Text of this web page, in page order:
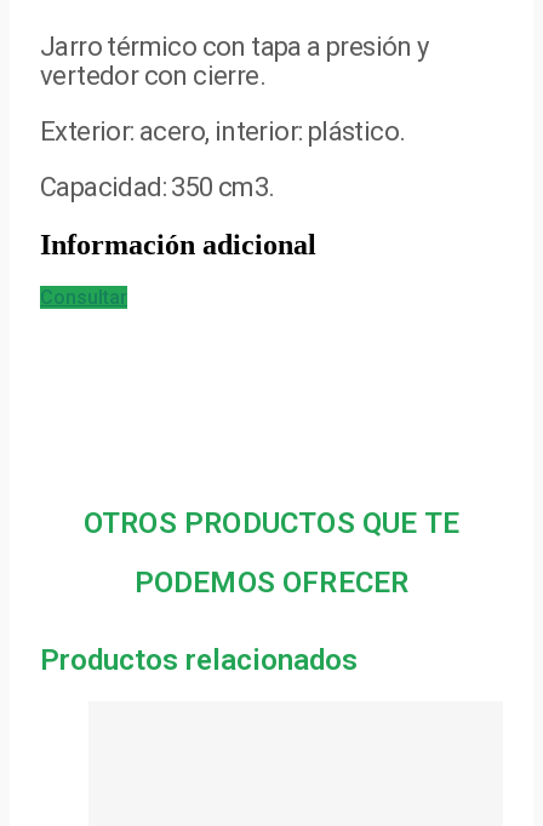
Jarro térmico con tapa a presión y
vertedor con cierre.
Exterior: acero, interior: plástico.
Capacidad: 350 cm3.
Información adicional
Consultar
OTROS PRODUCTOS QUE TE
PODEMOS OFRECER
Productos relacionados